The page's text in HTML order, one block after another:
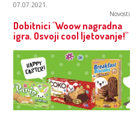
07.07.2021.
Novosti
Dobitnici "Woow nagradna
igra. Osvoji cool ljetovanje!"